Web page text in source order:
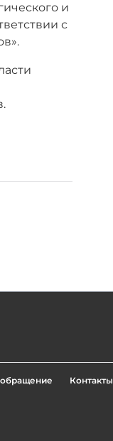
и
с
Контакты